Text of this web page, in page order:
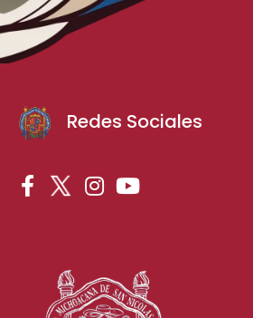
Redes Sociales